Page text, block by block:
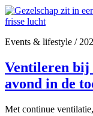
Events & lifestyle /
Ventileren bij
avond in de
Met continue